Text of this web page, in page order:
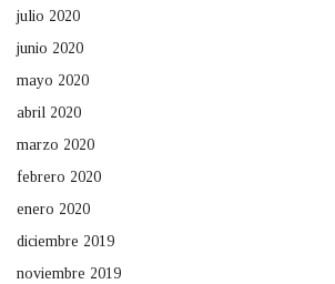
julio 2020
junio 2020
mayo 2020
abril 2020
marzo 2020
febrero 2020
enero 2020
diciembre 2019
noviembre 2019